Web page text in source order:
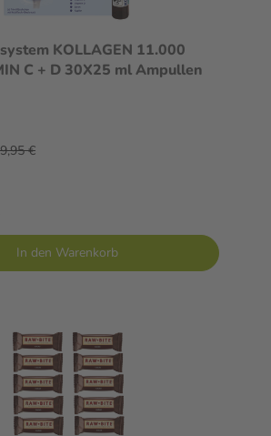
KOLLAGEN 11.000
C + D 30X25 ml Ampullen
€
In den Warenkorb